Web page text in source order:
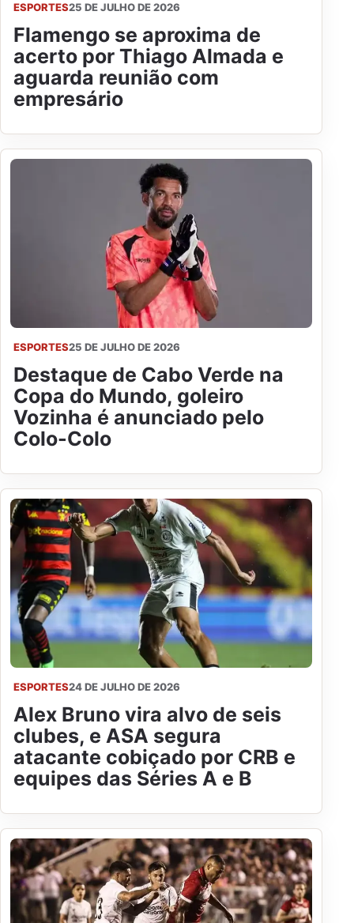
ESPORTES25 DE JULHO DE 2026
Flamengo se aproxima de
acerto por Thiago Almada e
aguarda reunião com
empresário
ESPORTES25 DE JULHO DE 2026
Destaque de Cabo Verde na
Copa do Mundo, goleiro
Vozinha é anunciado pelo
Colo-Colo
ESPORTES24 DE JULHO DE 2026
Alex Bruno vira alvo de seis
clubes, e ASA segura
atacante cobiçado por CRB e
equipes das Séries A e B